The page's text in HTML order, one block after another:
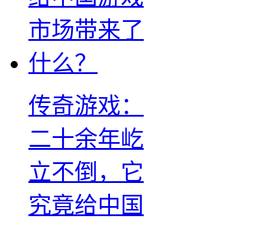
传奇游戏：
二十余年屹
立不倒，它
究竟给中国